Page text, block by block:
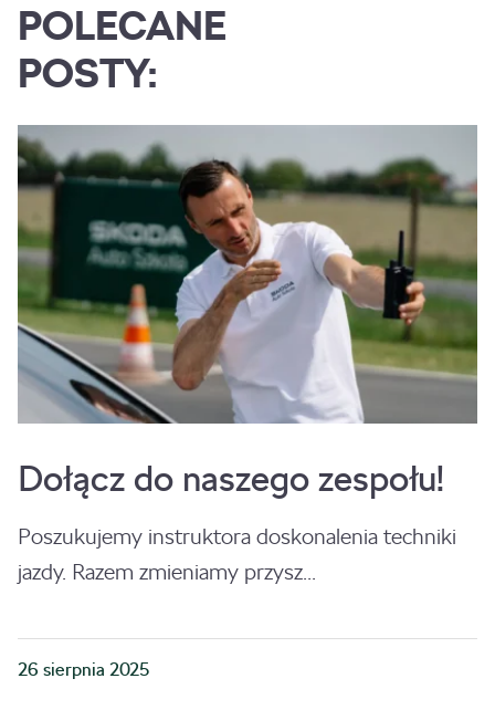
POLECANE
POSTY:
Dołącz do naszego zespołu!
Poszukujemy instruktora doskonalenia techniki
jazdy. Razem zmieniamy przysz...
26 sierpnia 2025